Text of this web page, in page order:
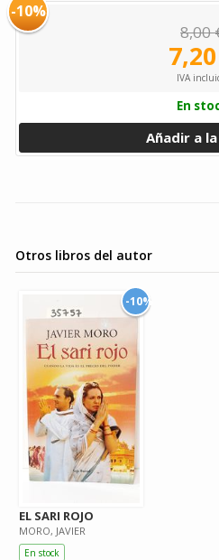
-10%
8,00
IVA
En
Añadir a
Otros libros del autor
-10%
EL SARI ROJO
MORO, JAVIER
En stock